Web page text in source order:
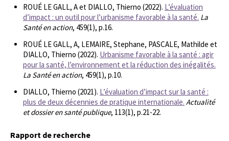
ROUÉ LE GALL, A et DIALLO, Thierno (2022). L’évaluation
d’impact : un outil pour l’urbanisme favorable à la santé. La
Santé en action, 459(1), p.16.
ROUÉ LE GALL, A, LEMAIRE, Stephane, PASCALE, Mathilde et
DIALLO, Thierno (2022). Urbanisme favorable à la santé : agir
pour la santé, l’environnement et la réduction des inégalités.
La Santé en action, 459(1), p.10.
DIALLO, Thierno (2021). L’évaluation d’impact sur la santé :
plus de deux décennies de pratique internationale. Actualité
et dossier en santé publique, 113(1), p.21-22.
Rapport de recherche